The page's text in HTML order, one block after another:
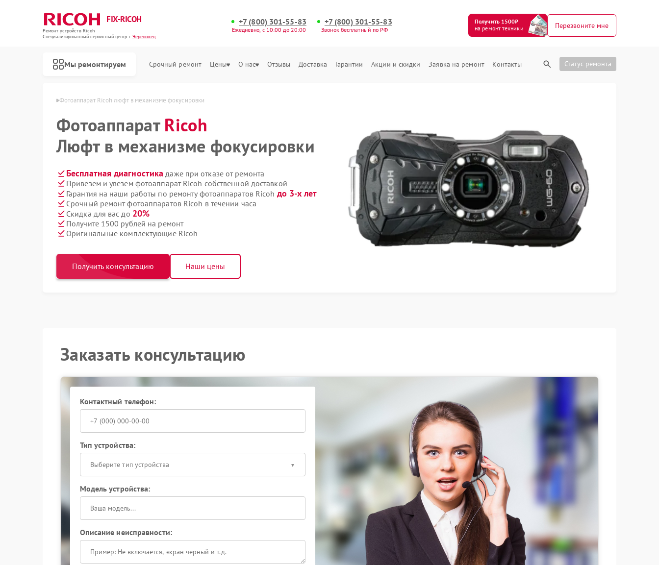
FIX-RICOH
Ремонт устройств Ricoh
Специализированный cервисный центр г.Череповец
+7 (800) 301-55-83
Ежедневно, с 10:00 до 20:00
+7 (800) 301-55-83
Звонок бесплатный по РФ
Получить 1500₽
на ремонт техники
Перезвоните мне
Мы ремонтируем Срочный ремонт Цены О нас Отзывы Доставка Гарантии Акции и скидки Заявка на ремонт Контакты Статус ремонта
Фотоаппарат Ricoh люфт в механизме фокусировки
Фотоаппарат Ricoh
Люфт в механизме фокусировки
Бесплатная диагностика даже при отказе от ремонта
Привезем и увезем фотоаппарат Ricoh собственной доставкой
Гарантия на наши работы по ремонту фотоаппаратов Ricoh до 3-х лет
Срочный ремонт фотоаппаратов Ricoh в течении часа
Скидка для вас до 20%
Получите 1500 рублей на ремонт
Оригинальные комплектующие Ricoh
Получить консультацию Наши цены
Заказать консультацию
Контактный телефон:
Тип устройства:
Выберите тип устройства
Модель устройства:
Описание неисправности: